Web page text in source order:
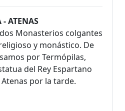
ATENAS
Monasterios colgantes
y monástico. De
por Termópilas,
del Rey Espartano
por la tarde.